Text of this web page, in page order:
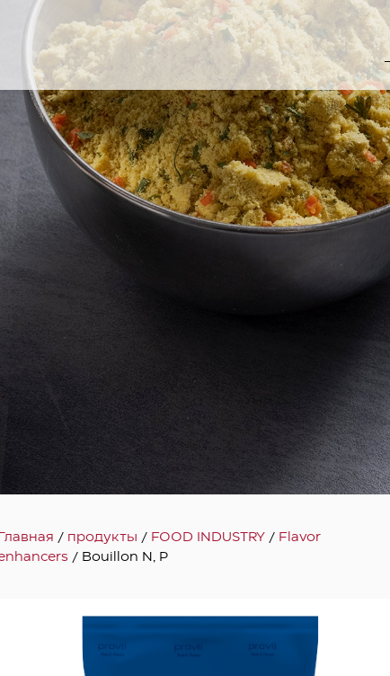
Главная / продукты / FOOD INDUSTRY / Flavor
/ Bouillon N, P